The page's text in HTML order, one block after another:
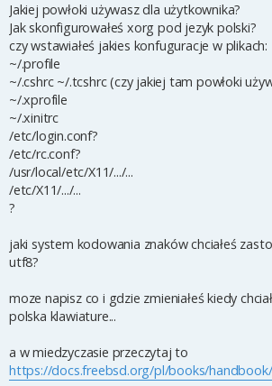
Jakiej powłoki używasz dla użytkownika?
Jak skonfigurowałeś xorg pod jezyk polski?
czy wstawiałeś jakies konfuguracje w plikach:
~/.profile
~/.cshrc ~/.tcshrc (czy jakiej tam powłoki
~/.xprofile
~/.xinitrc
/etc/login.conf?
/etc/rc.conf?
/usr/local/etc/X11/.../...
/etc/X11/.../...
?
jaki system kodowania znaków chciałeś
utf8?
moze napisz co i gdzie zmieniałeś kiedy
polska klawiature...
a w miedzyczasie przeczytaj to
https://docs.freebsd.org/pl/books/